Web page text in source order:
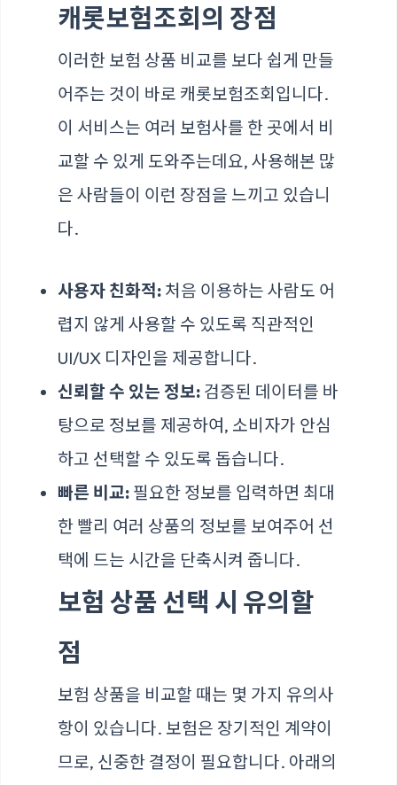
캐롯보험조회의 장점
이러한 보험 상품 비교를 보다 쉽게 만들
어주는 것이 바로 캐롯보험조회입니다.
이 서비스는 여러 보험사를 한 곳에서 비
교할 수 있게 도와주는데요, 사용해본 많
은 사람들이 이런 장점을 느끼고 있습니
다.
사용자 친화적: 처음 이용하는 사람도 어
렵지 않게 사용할 수 있도록 직관적인
UI/UX 디자인을 제공합니다.
신뢰할 수 있는 정보: 검증된 데이터를 바
탕으로 정보를 제공하여, 소비자가 안심
하고 선택할 수 있도록 돕습니다.
빠른 비교: 필요한 정보를 입력하면 최대
한 빨리 여러 상품의 정보를 보여주어 선
택에 드는 시간을 단축시켜 줍니다.
보험 상품 선택 시 유의할
점
보험 상품을 비교할 때는 몇 가지 유의사
항이 있습니다. 보험은 장기적인 계약이
므로, 신중한 결정이 필요합니다. 아래의